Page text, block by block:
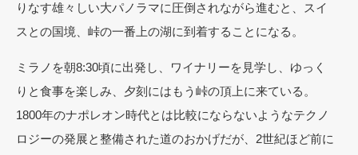
りなす雄々しい大パノラマに圧倒されながら進むと、スイ
スとの国境、峠の一番上の湖に到着することになる。
ミラノを朝8:30頃に出発し、ワイナリーを見学し、ゆっく
りと食事を楽しみ、夕刻にはもう峠の頂上に来ている。
1800年のナポレオン時代とは比較にならないようなテクノ
ロジーの発展と整備された道のおかげだが、2世紀ほど前に